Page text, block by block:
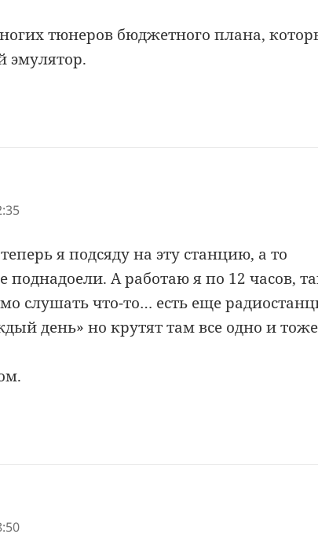
тюнеров бюджетного плана,
эмулятор.
я подсяду на эту станцию, а то
поднадоели. А работаю я по 12 часов,
слушать что-то… есть еще
день» но крутят там все одно и